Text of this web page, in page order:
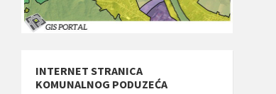
INTERNET STRANICA
KOMUNALNOG PODUZEĆA